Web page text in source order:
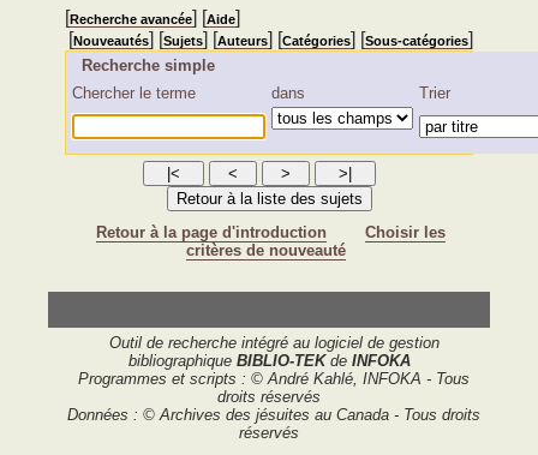
[Recherche avancée] [Aide]
[Nouveautés] [Sujets] [Auteurs] [Catégories] [Sous-catégories]
Recherche simple
Chercher le terme
dans Trier
Retour à la page d'introduction
Choisir les
critères de nouveauté
Outil de recherche intégré au logiciel de gestion
bibliographique BIBLIO-TEKde INFOKA
Programmes et scripts : © André Kahlé, INFOKA - Tous
droits réservés
Données : © Archives des jésuites au Canada - Tous droits
réservés